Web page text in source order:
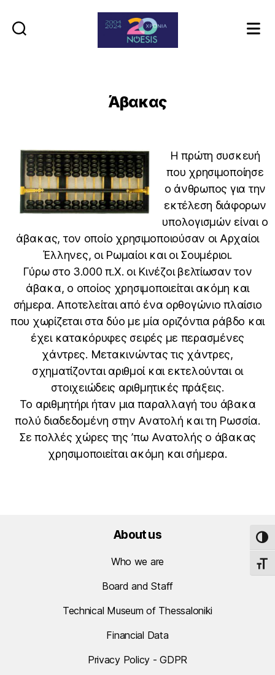
Άβακας
Η πρώτη συσκευή
που χρησιμοποίησε
ο άνθρωπος για την
εκτέλεση διάφορων
υπολογισμών είναι ο
άβακας, τον οποίο χρησιμοποιούσαν οι Αρχαίοι
Έλληνες, οι Ρωμαίοι και οι Σουμέριοι.
Γύρω στο 3.000 π.Χ. οι Κινέζοι βελτίωσαν τον
άβακα, ο οποίος χρησιμοποιείται ακόμη και
σήμερα. Αποτελείται από ένα ορθογώνιο πλαίσιο
που χωρίζεται στα δύο με μία οριζόντια ράβδο και
έχει κατακόρυφες σειρές με περασμένες
χάντρες. Μετακινώντας τις χάντρες,
σχηματίζονται αριθμοί και εκτελούνται οι
στοιχειώδεις αριθμητικές πράξεις.
Το αριθμητήρι ήταν μια παραλλαγή του άβακα
πολύ διαδεδομένη στην Ανατολή και τη Ρωσσία.
Σε πολλές χώρες της ʼπω Ανατολής ο άβακας
χρησιμοποιείται ακόμη και σήμερα.
About us
Who we are
Board and Staff
Technical Museum of Thessaloniki
Financial Data
Privacy Policy - GDPR